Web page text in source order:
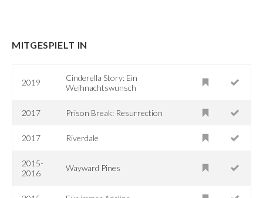
MITGESPIELT IN
2019
Cinderella Story: Ein
Weihnachtswunsch
2017 Prison Break: Resurrection
2017 Riverdale
2015-
2016
Wayward Pines